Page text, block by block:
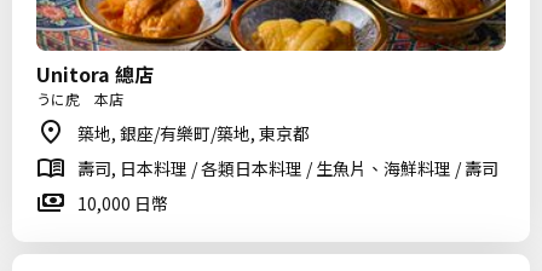
Unitora 總店
うに虎 本店
築地, 銀座/有樂町/築地, 東京都
壽司, 日本料理 / 各類日本料理 / 生魚片、海鮮料理 / 壽司
10,000 日幣